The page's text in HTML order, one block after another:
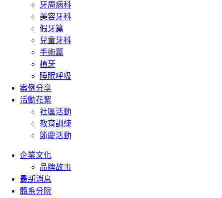
牙周病科
美容牙科
假牙篇
兒童牙科
手術篇
植牙
睡眠呼吸
案例分享
活動花絮
社區活動
教育訓練
節慶活動
企業文化
品牌故事
最新消息
體系分院